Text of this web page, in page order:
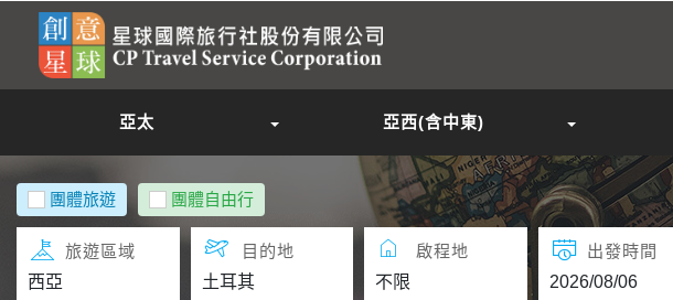
亞太 亞西(含中東)
團體旅遊 團體自由行
旅遊區域 目的地 啟程地 出發時間